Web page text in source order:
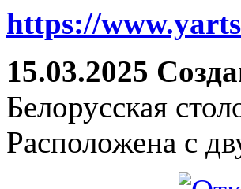
https://
15.03.2025
Белорусская
Расположена с